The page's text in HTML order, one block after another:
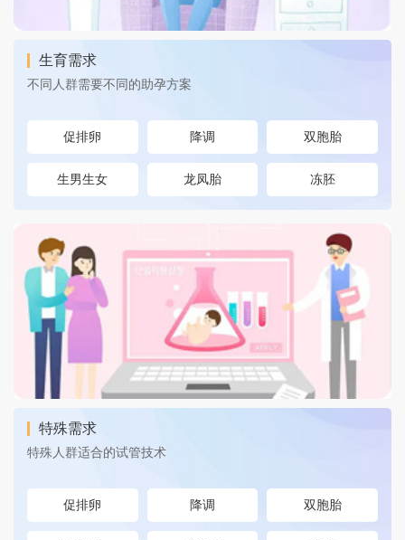
生育需求
不同人群需要不同的助孕方案
促排卵 降调 双胞胎
生男生女 龙凤胎 冻胚
特殊需求
特殊人群适合的试管技术
促排卵 降调 双胞胎